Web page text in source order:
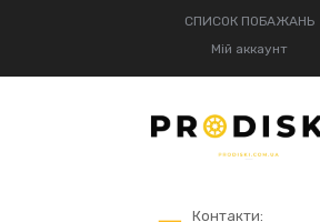
СПИСОК ПОБАЖАНЬ
Мій аккаунт
Контакти: